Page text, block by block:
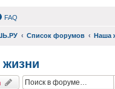
FAQ
Список форумов Наша
жизни